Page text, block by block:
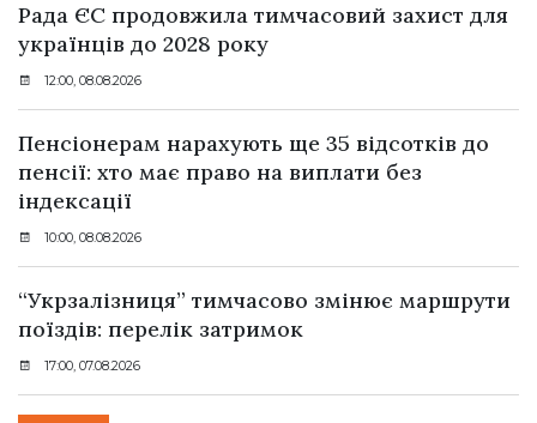
Рада ЄС продовжила тимчасовий захист для
українців до 2028 року
12:00, 08.08.2026
Пенсіонерам нарахують ще 35 відсотків до
пенсії: хто має право на виплати без
індексації
10:00, 08.08.2026
“Укрзалізниця” тимчасово змінює маршрути
поїздів: перелік затримок
17:00, 07.08.2026